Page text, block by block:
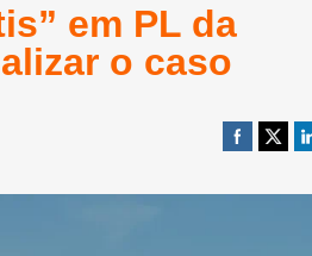
em PL da
o caso